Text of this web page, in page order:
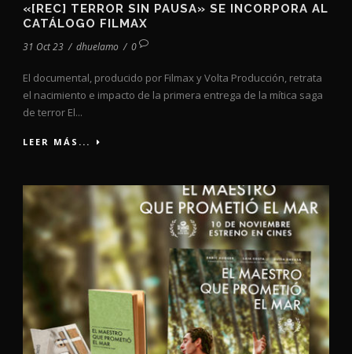
«[REC] TERROR SIN PAUSA» SE INCORPORA AL
CATÁLOGO FILMAX
31 Oct 23 / dhuelamo / 0
El documental, producido por Filmax y Volta Producción, retrata
el nacimiento e impacto de la primera entrega de la mítica saga
de terror El...
LEER MÁS...